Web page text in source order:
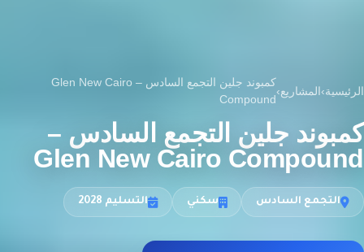
الرئيسية›المشاريع›
كمبوند جلين التجمع السادس – Glen New Cairo
Compound
كمبوند جلين التجمع السادس –
Glen New Cairo Compound
التجمع السادس سكني التسليم 2028